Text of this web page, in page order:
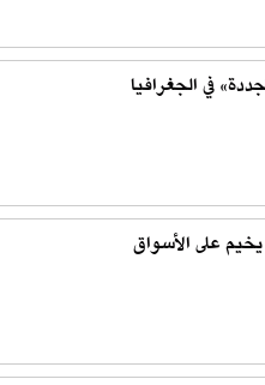
في الجغرافيا
على الأسواق